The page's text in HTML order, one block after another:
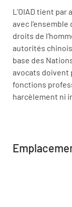
L’OIAD tient
avec
droits de
autorités
base des
avocats doivent
fonctions
harcèlement ni